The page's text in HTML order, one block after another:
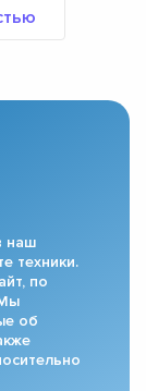
наш
техники.
по
об